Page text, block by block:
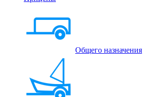
Общего назначения